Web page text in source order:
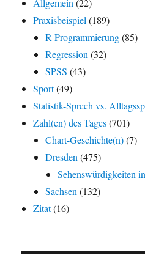
Allgemein (22)
Praxisbeispiel (189)
R-Programmierung(85)
Regression (32)
SPSS (43)
Sport(49)
Statistik-Sprech vs.
Zahl(en) des Tages(701)
Chart-Geschichte(n)(7)
Dresden (475)
Sehenswürdigkeiten
Sachsen (132)
Zitat(16)